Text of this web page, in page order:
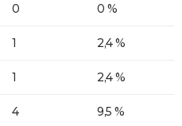
0 0 %
1 2,4 %
1 2,4 %
4 9,5 %